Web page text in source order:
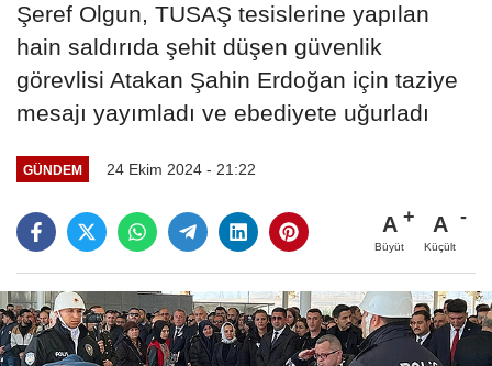
Şeref Olgun, TUSAŞ tesislerine yapılan
hain saldırıda şehit düşen güvenlik
görevlisi Atakan Şahin Erdoğan için taziye
mesajı yayımladı ve ebediyete uğurladı
GÜNDEM 24 Ekim 2024 - 21:22
A
Büyüt
A
Küçült